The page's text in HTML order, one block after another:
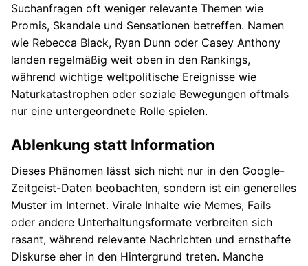
Suchanfragen oft weniger relevante Themen wie
Promis, Skandale und Sensationen betreffen. Namen
wie Rebecca Black, Ryan Dunn oder Casey Anthony
landen regelmäßig weit oben in den Rankings,
während wichtige weltpolitische Ereignisse wie
Naturkatastrophen oder soziale Bewegungen oftmals
nur eine untergeordnete Rolle spielen.
Ablenkung statt Information
Dieses Phänomen lässt sich nicht nur in den Google-
Zeitgeist-Daten beobachten, sondern ist ein generelles
Muster im Internet. Virale Inhalte wie Memes, Fails
oder andere Unterhaltungsformate verbreiten sich
rasant, während relevante Nachrichten und ernsthafte
Diskurse eher in den Hintergrund treten. Manche